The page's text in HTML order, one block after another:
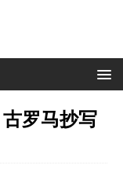
罗马抄写